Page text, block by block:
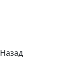
Назад